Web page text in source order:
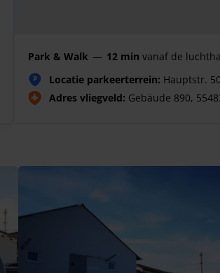
Park & Walk — 12 min vanaf de
P Locatie parkeerterrein: Hauptstr.
Adres vliegveld: Gebäude 890,